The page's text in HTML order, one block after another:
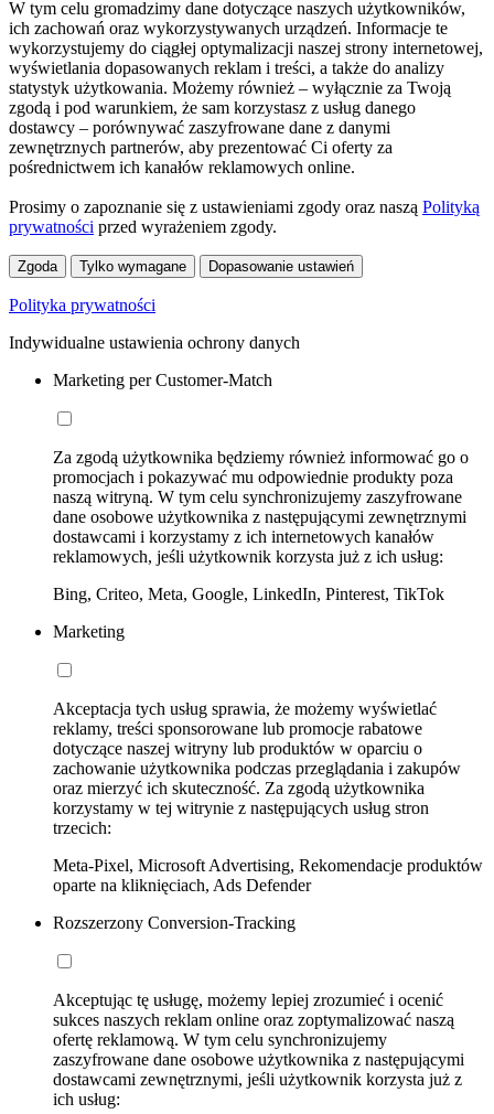
W tym celu gromadzimy dane dotyczące naszych użytkowników,
ich zachowań oraz wykorzystywanych urządzeń. Informacje te
wykorzystujemy do ciągłej optymalizacji naszej strony internetowej,
wyświetlania dopasowanych reklam i treści, a także do analizy
statystyk użytkowania. Możemy również – wyłącznie za Twoją
zgodą i pod warunkiem, że sam korzystasz z usług danego
dostawcy – porównywać zaszyfrowane dane z danymi
zewnętrznych partnerów, aby prezentować Ci oferty za
pośrednictwem ich kanałów reklamowych online.
Prosimy o zapoznanie się z ustawieniami zgody oraz naszą Polityką
prywatności przed wyrażeniem zgody.
Zgoda Tylko wymagane Dopasowanie ustawień
Polityka prywatności
Indywidualne ustawienia ochrony danych
Marketing per Customer-Match
Za zgodą użytkownika będziemy również informować go o
promocjach i pokazywać mu odpowiednie produkty poza
naszą witryną. W tym celu synchronizujemy zaszyfrowane
dane osobowe użytkownika z następującymi zewnętrznymi
dostawcami i korzystamy z ich internetowych kanałów
reklamowych, jeśli użytkownik korzysta już z ich usług:
Bing, Criteo, Meta, Google, LinkedIn, Pinterest, TikTok
Marketing
Akceptacja tych usług sprawia, że możemy wyświetlać
reklamy, treści sponsorowane lub promocje rabatowe
dotyczące naszej witryny lub produktów w oparciu o
zachowanie użytkownika podczas przeglądania i zakupów
oraz mierzyć ich skuteczność. Za zgodą użytkownika
korzystamy w tej witrynie z następujących usług stron
trzecich:
Meta-Pixel, Microsoft Advertising, Rekomendacje produktów
oparte na kliknięciach, Ads Defender
Rozszerzony Conversion-Tracking
Akceptując tę usługę, możemy lepiej zrozumieć i ocenić
sukces naszych reklam online oraz zoptymalizować naszą
ofertę reklamową. W tym celu synchronizujemy
zaszyfrowane dane osobowe użytkownika z następującymi
dostawcami zewnętrznymi, jeśli użytkownik korzysta już z
ich usług: